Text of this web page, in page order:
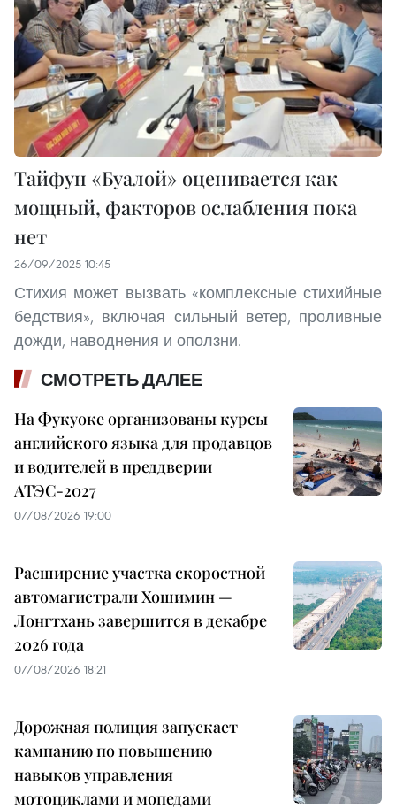
Тайфун «Буалой» оценивается как
мощный, факторов ослабления пока
нет
26/09/2025 10:45
Стихия может вызвать «комплексные стихийные
бедствия», включая сильный ветер, проливные
дожди, наводнения и оползни.
СМОТРЕТЬ ДАЛЕЕ
На Фукуоке организованы курсы
английского языка для продавцов
и водителей в преддверии
АТЭС-2027
07/08/2026 19:00
Расширение участка скоростной
автомагистрали Хошимин —
Лонгтхань завершится в декабре
2026 года
07/08/2026 18:21
Дорожная полиция запускает
кампанию по повышению
навыков управления
мотоциклами и мопедами